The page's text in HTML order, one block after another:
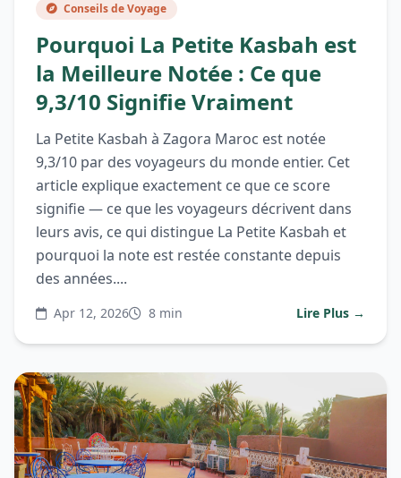
Conseils de Voyage
Pourquoi La Petite Kasbah est
la Meilleure Notée : Ce que
9,3/10 Signifie Vraiment
La Petite Kasbah à Zagora Maroc est notée
9,3/10 par des voyageurs du monde entier. Cet
article explique exactement ce que ce score
signifie — ce que les voyageurs décrivent dans
leurs avis, ce qui distingue La Petite Kasbah et
pourquoi la note est restée constante depuis
des années....
Apr 12, 2026 8 min Lire Plus →